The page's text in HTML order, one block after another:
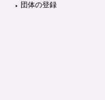
団体の登録